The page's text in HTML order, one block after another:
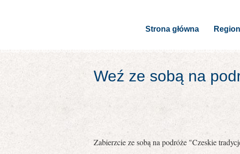
Strona główna
Weź ze sobą na
Zabierzcie ze sobą na podróże "Czeskie